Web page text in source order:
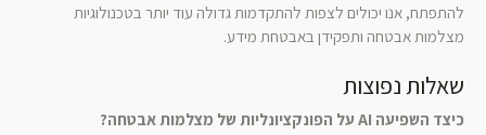
להתפתח, אנו יכולים לצפות להתקדמות גדולה עוד יותר בטכנולוגיות
מצלמות אבטחה ותפקידן באבטחת מידע.
שאלות נפוצות
כיצד השפיעה AI על הפונקציונליות של מצלמות אבטחה?